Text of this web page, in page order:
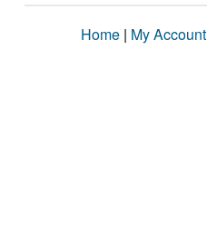
Home | My Account